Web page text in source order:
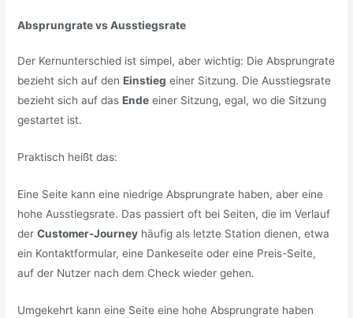
Absprungrate vs Ausstiegsrate
Der Kernunterschied ist simpel, aber wichtig: Die Absprungrate
bezieht sich auf denEinstieg einer Sitzung. Die Ausstiegsrate
bezieht sich auf dasEnde einer Sitzung, egal, wo die Sitzung
gestartet ist.
Praktisch heißt das:
Eine Seite kann eine niedrige Absprungrate haben, aber eine
hohe Ausstiegsrate. Das passiert oft bei Seiten, die im Verlauf
derCustomer-Journey häufig als letzte Station dienen, etwa
ein Kontaktformular, eine Dankeseite oder eine Preis-Seite,
auf der Nutzer nach dem Check wieder gehen.
Umgekehrt kann eine Seite eine hohe Absprungrate haben